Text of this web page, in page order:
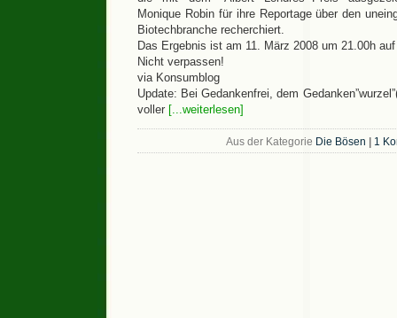
Monique Robin für ihre Reportage über den
Biotechbranche recherchiert.
Das Ergebnis ist am 11. März 2008 um 21.00h
Nicht verpassen!
via Konsumblog
Update: Bei Gedankenfrei, dem
voller [...weiterlesen]
Aus der Kategorie Die Bösen 1